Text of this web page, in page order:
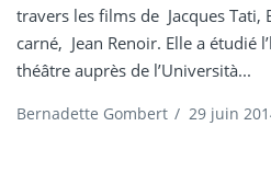
travers les films de Jacques Tati,
carné, Jean Renoir. Elle a étudié
théâtre auprès de l’Università...
Bernadette Gombert / 29 juin